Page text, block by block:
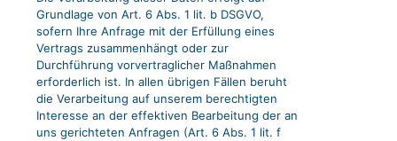
Grundlage von Art. 6 Abs. 1 lit. b DSGVO,
sofern Ihre Anfrage mit der Erfüllung eines
Vertrags zusammenhängt oder zur
Durchführung vorvertraglicher Maßnahmen
erforderlich ist. In allen übrigen Fällen beruht
die Verarbeitung auf unserem berechtigten
Interesse an der effektiven Bearbeitung der an
uns gerichteten Anfragen (Art. 6 Abs. 1 lit. f